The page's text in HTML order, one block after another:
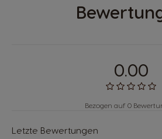
0.00
Bezogen auf 0
Letzte Bewertungen